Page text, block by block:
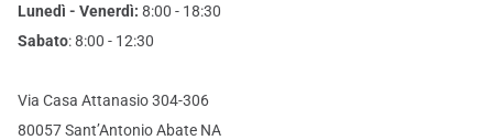
Lunedì - Venerdì: 8:00 - 18:30
Sabato: 8:00 - 12:30
Via Casa Attanasio 304-306
80057 Sant’Antonio Abate NA